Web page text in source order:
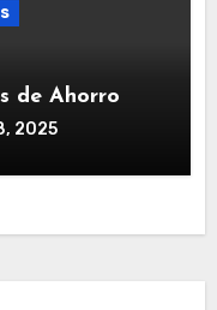
de Ahorro
2025